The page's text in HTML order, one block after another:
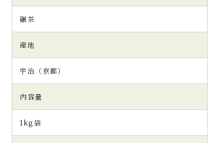
碾茶
産地
宇治（京都）
内容量
1kg袋